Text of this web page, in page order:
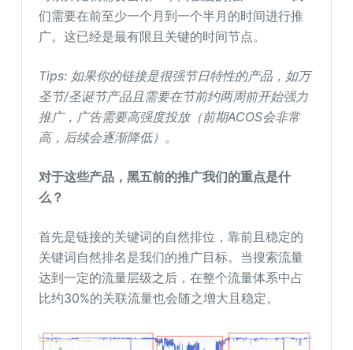
们需要在前至少一个月到一个半月的时间进行推
广。这已经是最有限且关键的时间节点。
Tips: 如果你的链接是很强节日特性的产品，如万
圣节/圣诞节产品且需要在节前约两周前开始强力
推广，广告需要高强度投放（前期ACOS会非常
高，后续会逐渐降低）。
对于这些产品，黑五前的推广我们的重点是什
么？
首先是链接的关键词的自然排位，靠前且稳定的
关键词自然排名是我们的推广目标。当搜索流量
达到一定的流量层级之后，在整个流量体系中占
比约30%的关联流量也会随之增大且稳定。